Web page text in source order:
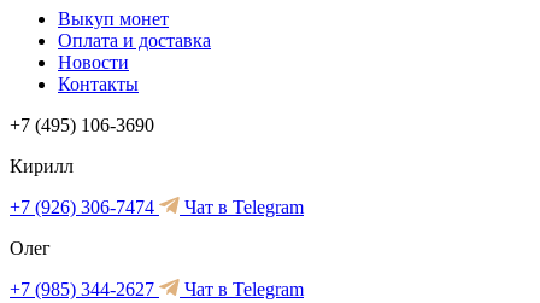
Выкуп монет
Оплата и доставка
Новости
Контакты
+7 (495) 106-3690
Кирилл
+7 (926) 306-7474
Чат в Telegram
Олег
+7 (985) 344-2627
Чат в Telegram